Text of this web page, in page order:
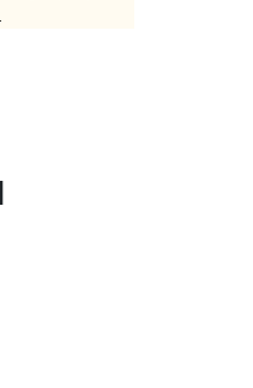
dịch vụ
dịch vụ